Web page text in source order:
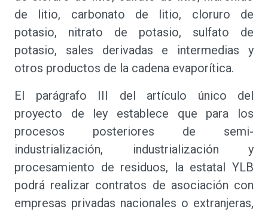
de litio, carbonato de litio, cloruro de
potasio, nitrato de potasio, sulfato de
potasio, sales derivadas e intermedias y
otros productos de la cadena evaporítica.
El parágrafo III del artículo único del
proyecto de ley establece que para los
procesos posteriores de semi-
industrialización, industrialización y
procesamiento de residuos, la estatal YLB
podrá realizar contratos de asociación con
empresas privadas nacionales o extranjeras,